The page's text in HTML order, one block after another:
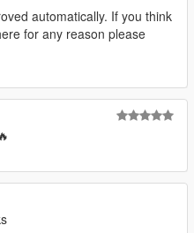
automatically. If you think
for any reason please